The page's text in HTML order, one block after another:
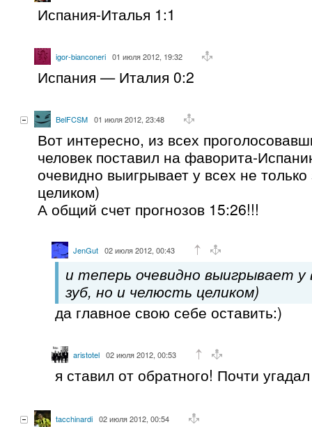
Испания-Италья 1:1
igor-bianconeri 01 июля 2012, 19:32
Испания — Италия 0:2
BelFCSM 01 июля 2012, 23:48
Вот интересно, из всех
человек поставил на фаворита-
очевидно выигрывает у всех не
целиком)
А общий счет прогнозов 15:26!!!
JenGut 02 июля 2012, 00:43
и теперь очевидно выигрывает у
зуб, но и челюсть целиком)
да главное свою себе оставить:)
aristotel 02 июля 2012, 00:53
я ставил от обратного! Почти
tacchinardi 02 июля 2012, 00:54